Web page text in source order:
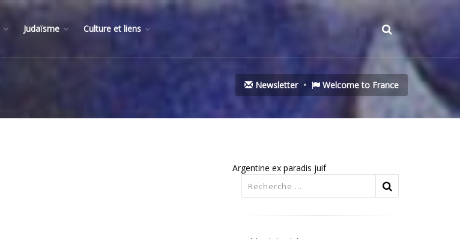
Judaïsme Culture et liens
Newsletter Welcome to France
Argentine ex paradis juif